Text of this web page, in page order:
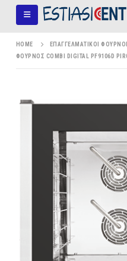
HOME ΕΠΑΓΓΕΛΜΑΤΙΚΟΊ ΦΟΎΡΝΟΙ
ΦΟΎΡΝΟΣ COMBI DIGITAL PF9106D